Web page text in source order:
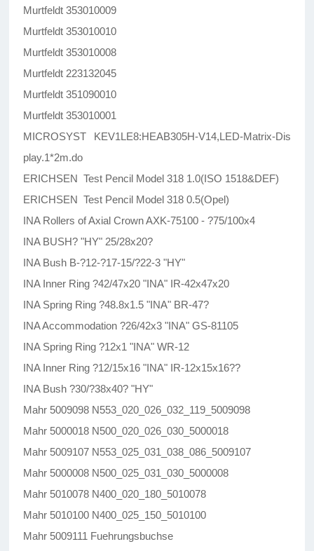
Murtfeldt 353010009
Murtfeldt 353010010
Murtfeldt 353010008
Murtfeldt 223132045
Murtfeldt 351090010
Murtfeldt 353010001
MICROSYST KEV1LE8:HEAB305H-V14,LED-Matrix-Dis
play.1*2m.do
ERICHSEN Test Pencil Model 318 1.0(ISO 1518&DEF)
ERICHSEN Test Pencil Model 318 0.5(Opel)
INA Rollers of Axial Crown AXK-75100 - ?75/100x4
INA BUSH? "HY" 25/28x20?
INA Bush B-?12-?17-15/?22-3 "HY"
INA Inner Ring ?42/47x20 "INA" IR-42x47x20
INA Spring Ring ?48.8x1.5 "INA" BR-47?
INA Accommodation ?26/42x3 "INA" GS-81105
INA Spring Ring ?12x1 "INA" WR-12
INA Inner Ring ?12/15x16 "INA" IR-12x15x16??
INA Bush ?30/?38x40? "HY"
Mahr 5009098 N553_020_026_032_119_5009098
Mahr 5000018 N500_020_026_030_5000018
Mahr 5009107 N553_025_031_038_086_5009107
Mahr 5000008 N500_025_031_030_5000008
Mahr 5010078 N400_020_180_5010078
Mahr 5010100 N400_025_150_5010100
Mahr 5009111 Fuehrungsbuchse